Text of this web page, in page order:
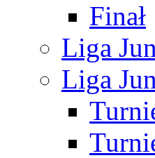
Finał
Liga
Liga